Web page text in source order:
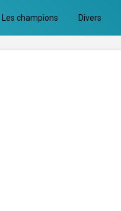
Les champions Divers